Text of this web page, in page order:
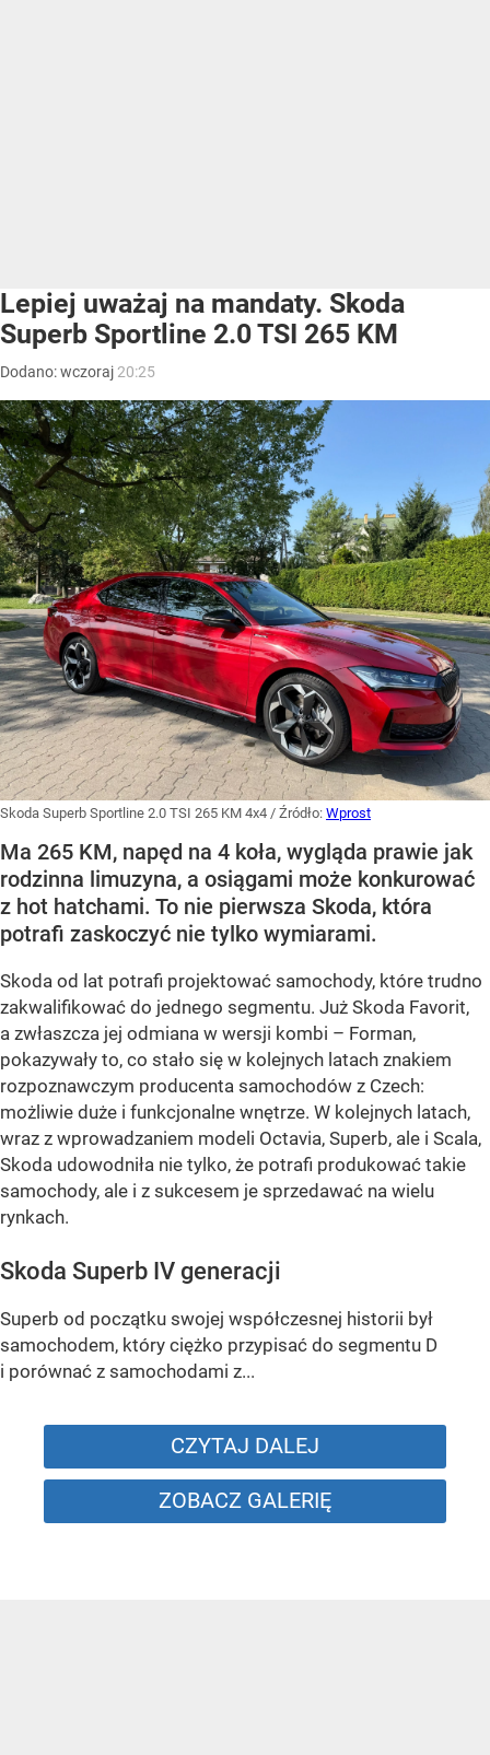
Lepiej uważaj na mandaty. Skoda
Superb Sportline 2.0 TSI 265 KM
Dodano:wczoraj 20:25
Skoda Superb Sportline 2.0 TSI 265 KM 4x4 / Źródło: Wprost
Ma 265 KM, napęd na 4 koła, wygląda prawie jak
rodzinna limuzyna, a osiągami może konkurować
z hot hatchami. To nie pierwsza Skoda, która
potrafi zaskoczyć nie tylko wymiarami.
Skoda od lat potrafi projektować samochody, które trudno
zakwalifikować do jednego segmentu. Już Skoda Favorit,
a zwłaszcza jej odmiana w wersji kombi – Forman,
pokazywały to, co stało się w kolejnych latach znakiem
rozpoznawczym producenta samochodów z Czech:
możliwie duże i funkcjonalne wnętrze. W kolejnych latach,
wraz z wprowadzaniem modeli Octavia, Superb, ale i Scala,
Skoda udowodniła nie tylko, że potrafi produkować takie
samochody, ale i z sukcesem je sprzedawać na wielu
rynkach.
Skoda Superb IV generacji
Superb od początku swojej współczesnej historii był
samochodem, który ciężko przypisać do segmentu D
i porównać z samochodami z...
CZYTAJ DALEJ
ZOBACZ GALERIĘ